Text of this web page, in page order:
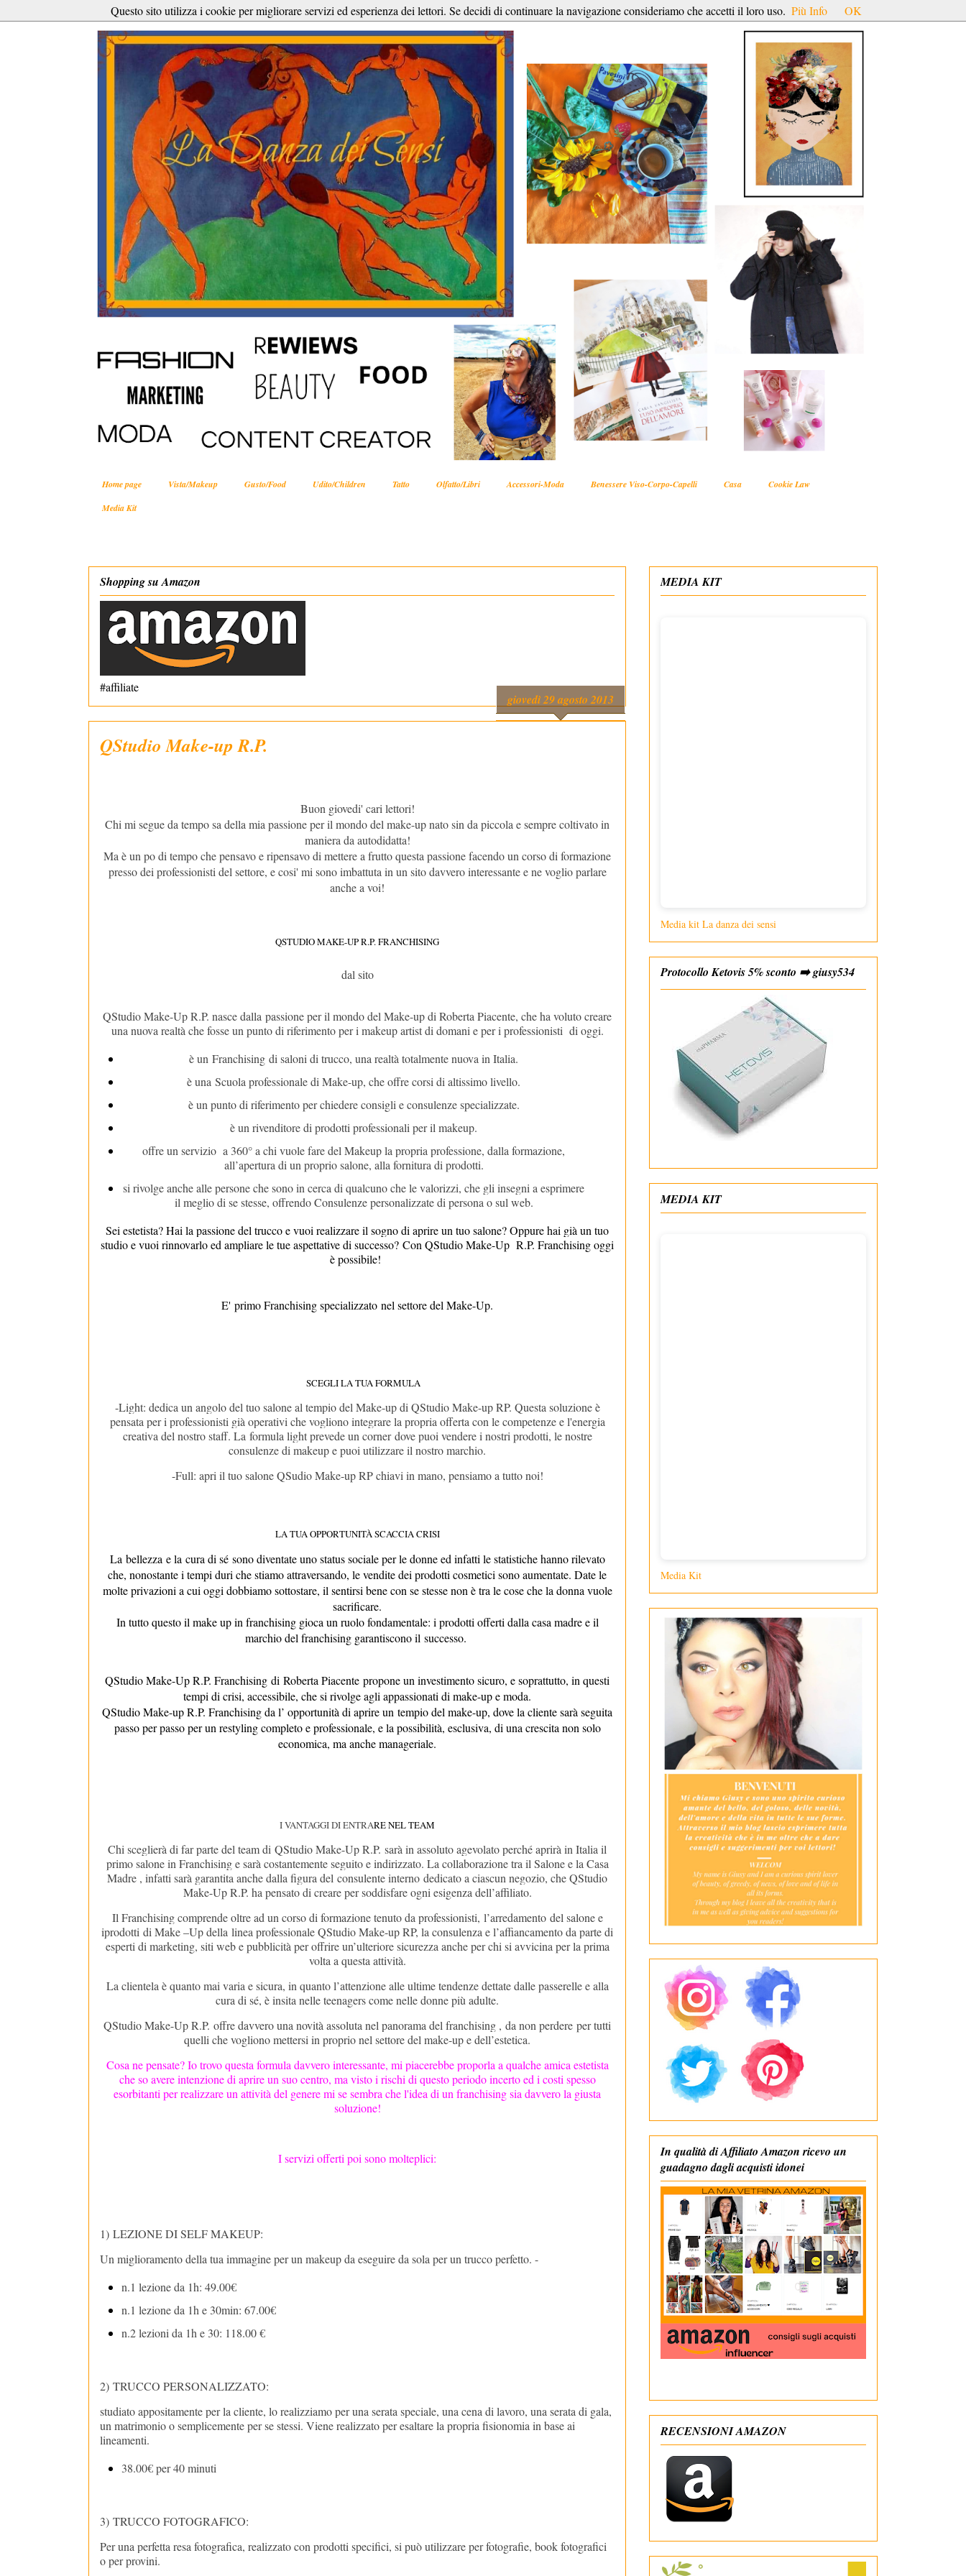
Home page Vista/Makeup Gusto/Food Udito/Children Tatto Olfatto/Libri Accessori-Moda Benessere Viso-Corpo-Capelli Casa
Cookie Law
Media Kit
Shopping su Amazon
#affiliate
giovedì 29 agosto 2013
QStudio Make-up R.P.
Buon giovedi' cari lettori!
Chi mi segue da tempo sa della mia passione per il mondo del make-up nato sin da piccola e sempre coltivato in
maniera da autodidatta!
Ma è un po di tempo che pensavo e ripensavo di mettere a frutto questa passione facendo un corso di formazione
presso dei professionisti del settore, e cosi' mi sono imbattuta in un sito davvero interessante e ne voglio parlare
anche a voi!
QSTUDIO MAKE-UP R.P. FRANCHISING
dal sito
QStudio Make-Up R.P. nasce dalla passione per il mondo del Make-up di Roberta Piacente, che ha voluto creare
una nuova realtà che fosse un punto di riferimento per i makeup artist di domani e per i professionisti di oggi.
è un Franchising di saloni di trucco, una realtà totalmente nuova in Italia.
è una Scuola professionale di Make-up, che offre corsi di altissimo livello.
è un punto di riferimento per chiedere consigli e consulenze specializzate.
è un rivenditore di prodotti professionali per il makeup.
offre un servizio a 360° a chi vuole fare del Makeup la propria professione, dalla formazione,
all’apertura di un proprio salone, alla fornitura di prodotti.
si rivolge anche alle persone che sono in cerca di qualcuno che le valorizzi, che gli insegni a esprimere
il meglio di se stesse, offrendo Consulenze personalizzate di persona o sul web.
Sei estetista? Hai la passione del trucco e vuoi realizzare il sogno di aprire un tuo salone? Oppure hai già un tuo
studio e vuoi rinnovarlo ed ampliare le tue aspettative di successo? Con QStudio Make-Up R.P. Franchising oggi
è possibile!
E' primo Franchising specializzato nel settore del Make-Up.
SCEGLI LA TUA FORMULA
-Light: dedica un angolo del tuo salone al tempio del Make-up di QStudio Make-up RP. Questa soluzione è
pensata per i professionisti già operativi che vogliono integrare la propria offerta con le competenze e l'energia
creativa del nostro staff. La formula light prevede un cornerdove puoi vendere i nostri prodotti, le nostre
consulenze di makeup e puoi utilizzare il nostro marchio.
-Full: apri il tuo salone QSudio Make-up RP chiavi in mano, pensiamo a tutto noi!
LA TUA OPPORTUNITÀ SCACCIA CRISI
La bellezzae la cura di sésono diventate uno status sociale per le donne ed infatti le statistiche hanno rilevato
che, nonostante i tempi duri che stiamo attraversando, le vendite dei prodotti cosmetici sono aumentate. Date le
molte privazioni a cui oggi dobbiamo sottostare, il sentirsi bene con se stesse non è tra le cose che la donna vuole
sacrificare.
In tutto questo il make up in franchising gioca un ruolo fondamentale: i prodotti offerti dalla casa madre e il
marchio del franchising garantiscono il successo.
QStudio Make-Up R.P. Franchising di Roberta Piacente propone un investimento sicuro, e soprattutto, in questi
tempi di crisi, accessibile, che si rivolge agli appassionati di make-up e moda.
QStudio Make-up R.P. Franchising da l’ opportunità di aprire un tempio del make-up, dove la cliente sarà seguita
passo per passo per un restyling completo e professionale, e la possibilità, esclusiva, di una crescita non solo
economica, ma anche manageriale.
I VANTAGGI DI ENTRARE NEL TEAM
Chi sceglierà di far parte del team di QStudio Make-Up R.P. sarà in assoluto agevolato perché aprirà in Italia il
primo salone in Franchising e sarà costantemente seguito e indirizzato. La collaborazione tra il Salone e la Casa
Madre , infatti sarà garantita anche dalla figura del consulente interno dedicato a ciascun negozio, che QStudio
Make-Up R.P. ha pensato di creare per soddisfare ogni esigenza dell’affiliato.
Il Franchising comprende oltre ad un corso di formazione tenuto da professionisti, l’arredamentodel salone e
iprodotti di Make –Up della linea professionale QStudio Make-up RP, la consulenza e l’affiancamento da parte di
esperti di marketing, siti web e pubblicità per offrire un’ulteriore sicurezza anche per chi si avvicina per la prima
volta a questa attività.
La clientela è quanto mai varia e sicura, in quanto l’attenzione alle ultime tendenze dettate dalle passerelle e alla
cura di sé, è insita nelle teenagers come nelle donne più adulte.
QStudio Make-Up R.P. offre davvero una novità assoluta nel panorama del franchising , da non perdere per tutti
quelli che vogliono mettersi in proprio nel settore del make-up e dell’estetica.
Cosa ne pensate? Io trovo questa formula davvero interessante, mi piacerebbe proporla a qualche amica estetista
che so avere intenzione di aprire un suo centro, ma visto i rischi di questo periodo incerto ed i costi spesso
esorbitanti per realizzare un attività del genere mi se sembra che l'idea di un franchising sia davvero la giusta
soluzione!
I servizi offerti poi sono molteplici:
1) LEZIONE DI SELF MAKEUP:
Un miglioramento della tua immagine per un makeup da eseguire da sola per un trucco perfetto. -
n.1 lezione da 1h: 49.00€
n.1 lezione da 1h e 30min: 67.00€
n.2 lezioni da 1h e 30: 118.00 €
2) TRUCCO PERSONALIZZATO:
studiato appositamente per la cliente, lo realizziamo per una serata speciale, una cena di lavoro, una serata di gala,
un matrimonio o semplicemente per se stessi. Viene realizzato per esaltare la propria fisionomia in base ai
lineamenti.
38.00€ per 40 minuti
3) TRUCCO FOTOGRAFICO:
Per una perfetta resa fotografica, realizzato con prodotti specifici, si può utilizzare per fotografie, book fotografici
o per provini.
MEDIA KIT
Media kit La danza dei sensi
Protocollo Ketovis 5% sconto ➡️ giusy534
MEDIA KIT
Media Kit
In qualità di Affiliato Amazon ricevo un
guadagno dagli acquisti idonei
RECENSIONI AMAZON
Questo sito utilizza i cookie per migliorare servizi ed esperienza dei lettori. Se decidi di continuare la navigazione consideriamo che accetti il loro uso. Più Info OK